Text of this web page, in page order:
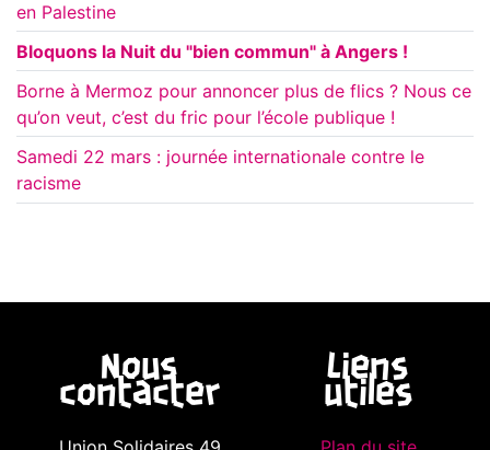
en Palestine
Bloquons la Nuit du "bien commun" à Angers !
Borne à Mermoz pour annoncer plus de flics ? Nous ce
qu’on veut, c’est du fric pour l’école publique !
Samedi 22 mars : journée internationale contre le
racisme
Nous
contacter
Liens
utiles